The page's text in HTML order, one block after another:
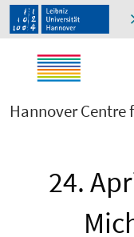
Hannover
24.